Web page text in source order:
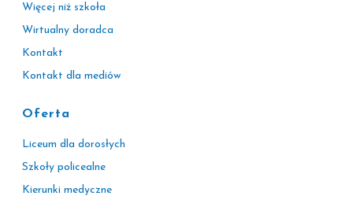
Więcej niż szkoła
Wirtualny doradca
Kontakt
Kontakt dla mediów
Oferta
Liceum dla dorosłych
Szkoły policealne
Kierunki medyczne